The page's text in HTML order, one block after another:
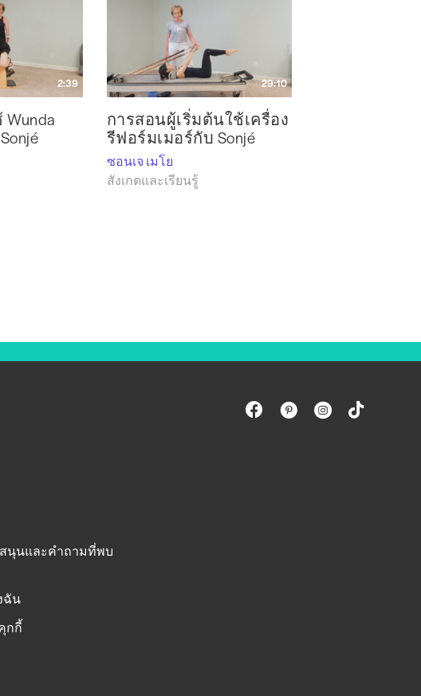
2:39 29:10
การสอนผู้เริ่มต้นใช้เครื่อง
รีฟอร์มเมอร์กับ Sonjé
ซอนเจ เมโย
สังเกตและเรียนรู้
นุนและคำถามที่พบ
ฉัน
กกี้